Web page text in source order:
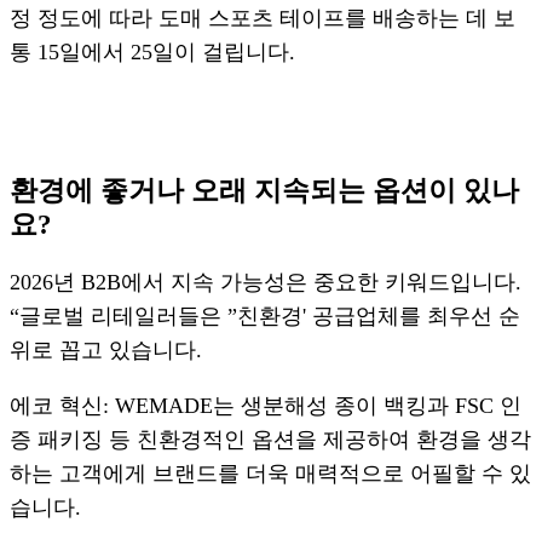
정 정도에 따라 도매 스포츠 테이프를 배송하는 데 보
통 15일에서 25일이 걸립니다.
환경에 좋거나 오래 지속되는 옵션이 있나
요?
2026년 B2B에서 지속 가능성은 중요한 키워드입니다.
“글로벌 리테일러들은 ”친환경' 공급업체를 최우선 순
위로 꼽고 있습니다.
에코 혁신: WEMADE는 생분해성 종이 백킹과 FSC 인
증 패키징 등 친환경적인 옵션을 제공하여 환경을 생각
하는 고객에게 브랜드를 더욱 매력적으로 어필할 수 있
습니다.